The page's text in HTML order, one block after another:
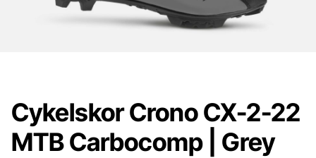
Cykelskor Crono CX-2-22
MTB Carbocomp | Grey